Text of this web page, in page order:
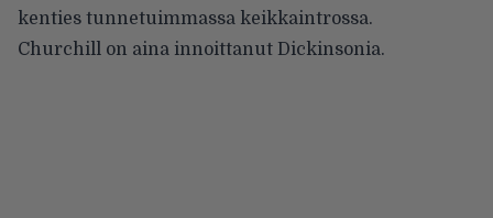
kenties tunnetuimmassa keikkaintrossa.
Churchill on aina innoittanut Dickinsonia.